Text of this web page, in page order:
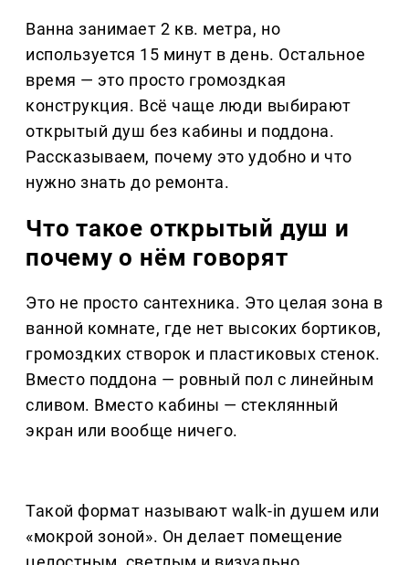
Ванна занимает 2 кв. метра, но
используется 15 минут в день. Остальное
время — это просто громоздкая
конструкция. Всё чаще люди выбирают
открытый душ без кабины и поддона.
Рассказываем, почему это удобно и что
нужно знать до ремонта.
Что такое открытый душ и
почему о нём говорят
Это не просто сантехника. Это целая зона в
ванной комнате, где нет высоких бортиков,
громоздких створок и пластиковых стенок.
Вместо поддона — ровный пол с линейным
сливом. Вместо кабины — стеклянный
экран или вообще ничего.
Такой формат называют walk-in душем или
«мокрой зоной». Он делает помещение